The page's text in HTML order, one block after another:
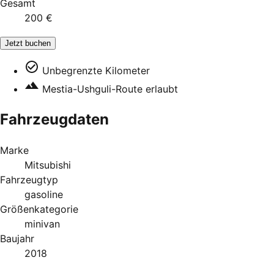
Gesamt
200 €
Jetzt buchen
Unbegrenzte Kilometer
Mestia-Ushguli-Route erlaubt
Fahrzeugdaten
Marke
Mitsubishi
Fahrzeugtyp
gasoline
Größenkategorie
minivan
Baujahr
2018